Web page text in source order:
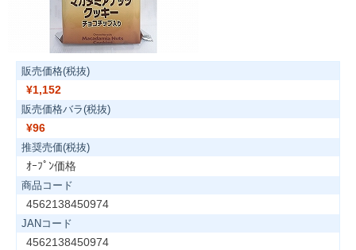
販売価格(税抜)
¥1,152
販売価格バラ(税抜)
¥96
推奨売価(税抜)
ｵｰﾌﾟﾝ価格
商品コード
4562138450974
JANコード
4562138450974